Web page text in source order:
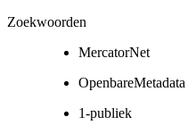
Zoekwoorden
MercatorNet
OpenbareMetadata
1-publiek